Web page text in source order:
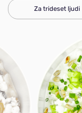
Za trideset ljudi